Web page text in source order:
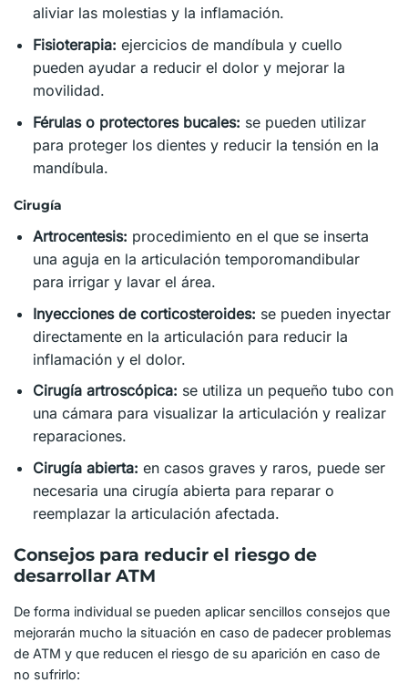
aliviar las molestias y la inflamación.
Fisioterapia: ejercicios de mandíbula y cuello
pueden ayudar a reducir el dolor y mejorar la
movilidad.
Férulas o protectores bucales: se pueden utilizar
para proteger los dientes y reducir la tensión en la
mandíbula.
Cirugía
Artrocentesis: procedimiento en el que se inserta
una aguja en la articulación temporomandibular
para irrigar y lavar el área.
Inyecciones de corticosteroides: se pueden inyectar
directamente en la articulación para reducir la
inflamación y el dolor.
Cirugía artroscópica: se utiliza un pequeño tubo con
una cámara para visualizar la articulación y realizar
reparaciones.
Cirugía abierta: en casos graves y raros, puede ser
necesaria una cirugía abierta para reparar o
reemplazar la articulación afectada.
Consejos para reducir el riesgo de
desarrollar ATM
De forma individual se pueden aplicar sencillos consejos que
mejorarán mucho la situación en caso de padecer problemas
de ATM y que reducen el riesgo de su aparición en caso de
no sufrirlo: